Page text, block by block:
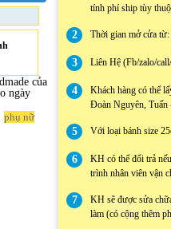
của
ngày
phụ nữ
tính phí ship tùy
2 Thời gian mở cửa
3 Liên Hệ (Fb/zalo/
4
Khách hàng có thể
Đoàn Nguyên, Tuấn
5 Với loại bánh size
6
KH có thể đổi trả
trình nhân viên vận
7
KH sẽ được sửa
làm (có cộng thêm